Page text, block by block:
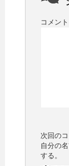
コメント
次回の
自分の
する。